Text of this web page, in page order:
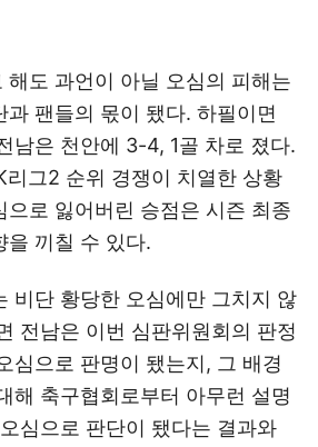
해도 과언이 아닐 오심의 피해는
과 팬들의 몫이 됐다. 하필이면
남은 천안에 3-4, 1골 차로 졌다.
리그2 순위 경쟁이 치열한 상황
으로 잃어버린 승점은 시즌 최종
을 끼칠 수 있다.
비단 황당한 오심에만 그치지 않
전남은 이번 심판위원회의 판정
심으로 판명이 됐는지, 그 배경
해 축구협회로부터 아무런 설명
심으로 판단이 됐다는 결과와